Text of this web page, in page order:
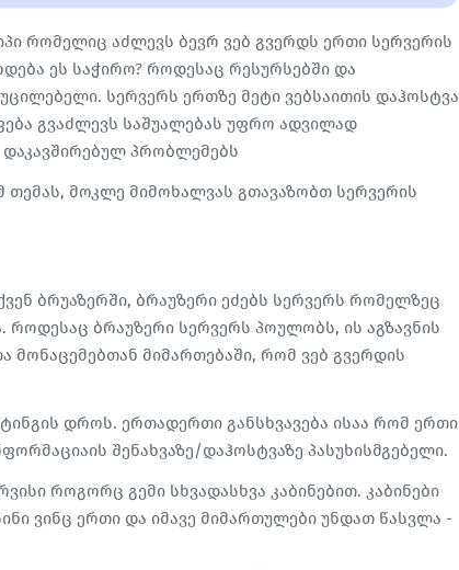
რომელიც აძლევს ბევრ ვებ გვერდს ერთი სერვერის
ეს საჭირო? როდესაც რესურსებში და
სერვერს ერთზე მეტი ვებსაითის დაჰოსტვა
გვაძლევს საშუალებას უფრო ადვილად
პრობლემებს
მოკლე მიმოხალვას გთავაზობთ სერვერის
ბრუაზერში, ბრაუზერი ეძებს სერვერს რომელზეც
როდესაც ბრაუზერი სერვერს პოულობს, ის აგზავნის
მონაცემებთან მიმართებაში, რომ ვებ გვერდის
დროს. ერთადერთი განსხვავება ისაა რომ ერთი
შენახვაზე/დაჰოსტვაზე პასუხისმგებელი.
როგორც გემი სხვადასხვა კაბინებით. კაბინები
ვინც ერთი და იმავე მიმართულები უნდათ წასვლა -